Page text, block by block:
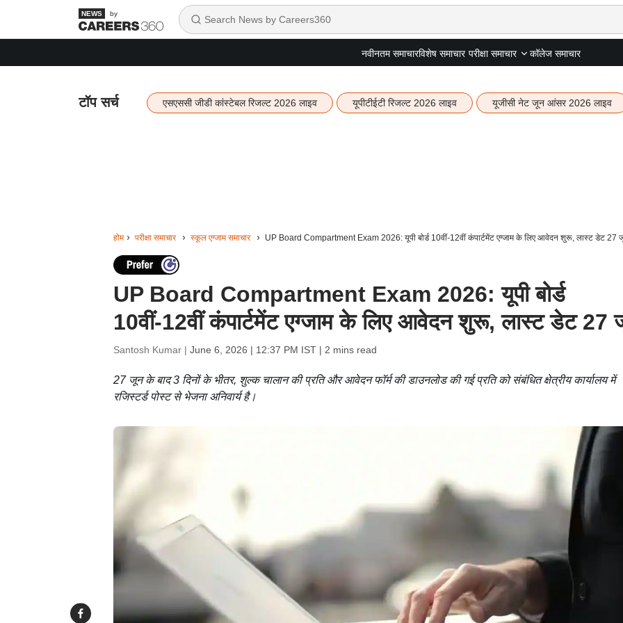
by
नवीनतम समाचारविशेष समाचार परीक्षा समाचार कॉलेज समाचार
टॉप सर्च एसएससी जीडी कांस्टेबल रिजल्ट 2026 लाइव यूपीटीईटी रिजल्ट 2026 लाइव यूजीसी नेट जून आंसर 2026 लाइव
होम परीक्षा समाचार स्कूल एग्जाम समाचार UP Board Compartment Exam 2026: यूपी बोर्ड 10वीं-12वीं कंपार्टमेंट एग्जाम के लिए आवेदन शुरू, लास्ट डेट 27
UP Board Compartment Exam 2026: यूपी बोर्ड
10वीं-12वीं कंपार्टमेंट एग्जाम के लिए आवेदन शुरू, लास्ट डेट 27
Santosh Kumar | June 6, 2026 | 12:37 PM IST| 2 mins read
27 जून के बाद 3 दिनों के भीतर, शुल्क चालान की प्रति और आवेदन फॉर्म की डाउनलोड की गई प्रति को संबंधित क्षेत्रीय कार्यालय में
रजिस्टर्ड पोस्ट से भेजना अनिवार्य है।